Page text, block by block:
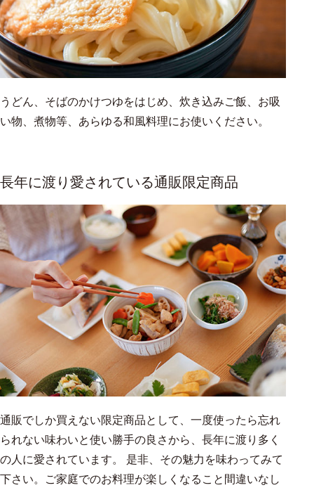
うどん、そばのかけつゆをはじめ、炊き込みご飯、お吸
い物、煮物等、あらゆる和風料理にお使いください。
長年に渡り愛されている通販限定商品
通販でしか買えない限定商品として、一度使ったら忘れ
られない味わいと使い勝手の良さから、長年に渡り多く
の人に愛されています。 是非、その魅力を味わってみて
下さい。ご家庭でのお料理が楽しくなること間違いなし